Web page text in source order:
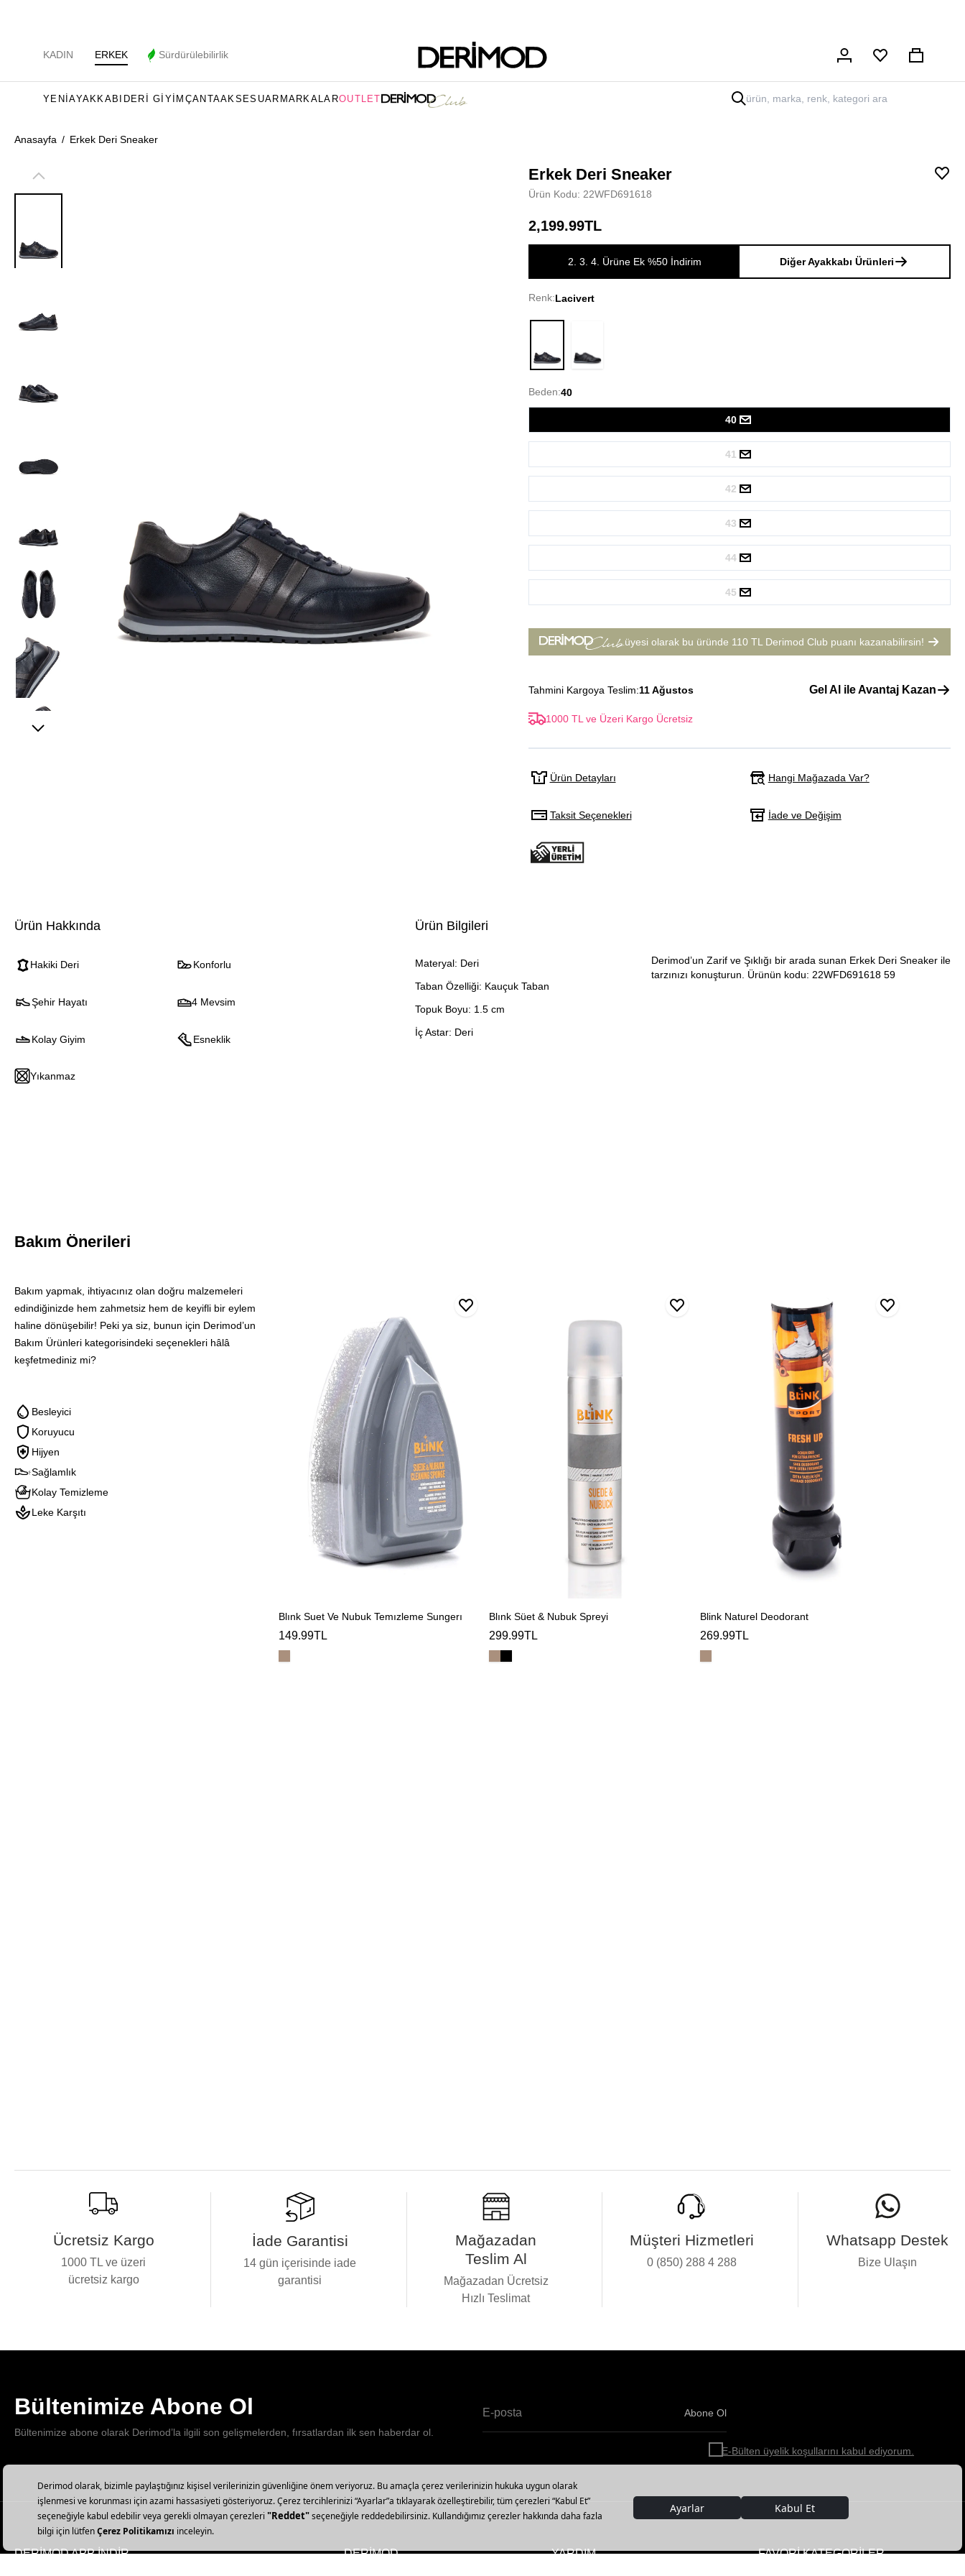
KADIN ERKEK Sürdürülebilirlik
Hesabım Sepet
YENIAYAKKABI DERI GIYIM ÇANTAAKSESUAR MARKALAROUTLET
Anasayfa / Erkek Deri Sneaker
Erkek Deri Sneaker
Ürün Kodu: 22WFD691618
2,199.99TL
2. 3. 4. Ürüne Ek %50 İndirim Diğer Ayakkabı Ürünleri
Renk:Lacivert
Lacivert
Beden:40
40
41
42
43
44
45
üyesi olarak bu üründe 110 TL Derimod Club puanı kazanabilirsin!
Tahmini Kargoya Teslim:11 Ağustos Gel Al ile Avantaj Kazan
1000 TL ve Üzeri Kargo Ücretsiz
Ürün Detayları Hangi Mağazada Var?
Taksit Seçenekleri İade ve Değişim
Ürün Hakkında
Hakiki Deri Konforlu
Şehir Hayatı 4 Mevsim
Kolay Giyim Esneklik
Yıkanmaz
Ürün Bilgileri
Materyal: Deri
Taban Özelliği: Kauçuk Taban
Topuk Boyu: 1.5 cm
İç Astar: Deri
Derimod’un Zarif ve Şıklığı bir arada sunan Erkek Deri Sneaker ile
tarzınızı konuşturun. Ürünün kodu: 22WFD691618 59
Bakım Önerileri
Bakım yapmak, ihtiyacınız olan doğru malzemeleri
edindiğinizde hem zahmetsiz hem de keyifli bir eylem
haline dönüşebilir! Peki ya siz, bunun için Derimod’un
Bakım Ürünleri kategorisindeki seçenekleri hâlâ
keşfetmediniz mi?
Besleyici
Koruyucu
Hijyen
Sağlamlık
Kolay Temizleme
Leke Karşıtı
Blınk Suet Ve Nubuk Temızleme Sungerı
149.99TL
Blınk Süet & Nubuk Spreyi
299.99TL
Blink Naturel Deodorant
269.99TL
Ücretsiz Kargo
1000 TL ve üzeri
ücretsiz kargo
İade Garantisi
14 gün içerisinde iade
garantisi
Mağazadan
Teslim Al
Mağazadan Ücretsiz
Hızlı Teslimat
Müşteri Hizmetleri
0 (850) 288 4 288
Whatsapp Destek
Bize Ulaşın
Bültenimize Abone Ol
Bültenimize abone olarak Derimod’la ilgili son gelişmelerden, fırsatlardan ilk sen haberdar ol.
Haber
abone
Abone Ol
E-Bülten üyelik koşullarını kabul ediyorum.
DERİMOD APP İNDİR DERİMOD YARDIM FAVORİ KATEGORİLER